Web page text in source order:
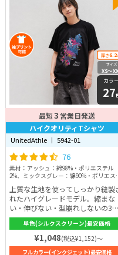
厚さ6.2
サイズ
XS〜
カラー
27
最短3 営業日発送
ハイクオリティTシャツ
UnitedAthle 丨 5942-01
76
素材：アッシュ：綿98%・ポリエステル
2%、ミックスグレー：綿90%・ポリエス
上質な生地を使ってしっかり縫製
れたハイグレードモデル。縮まな
い・伸びない・型崩れしないの3拍
子を兼ね備えた大人気のTシャツ
全27色のカラー展開でプリントも映
えます♪シルエットはTシャツの本
場アメリカンスタイル。素材は綿
単色(シルクスクリーン)最安価格
¥1,048(税込¥1,152)～
フルカラー(インクジェット)最安価格